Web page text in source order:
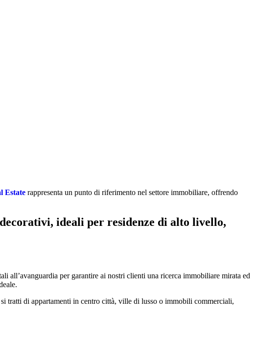
Estate rappresenta un punto di riferimento nel settore immobiliare, offrendo
all’avanguardia per garantire ai nostri clienti una ricerca immobiliare mirata ed
tratti di appartamenti in centro città, ville di lusso o immobili commerciali,